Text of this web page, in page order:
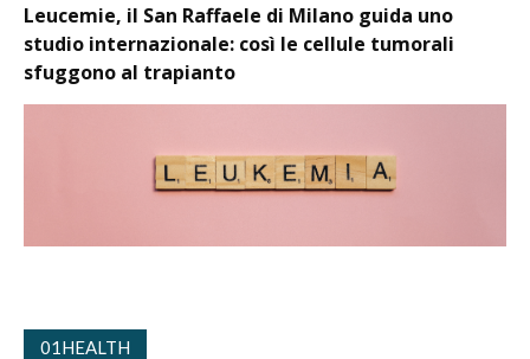
Leucemie, il San Raffaele di Milano guida uno
studio internazionale: così le cellule tumorali
sfuggono al trapianto
01HEALTH